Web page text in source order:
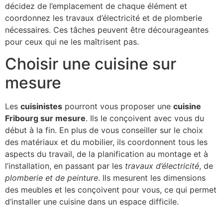
décidez de l’emplacement de chaque élément et
coordonnez les travaux d’électricité et de plomberie
nécessaires. Ces tâches peuvent être décourageantes
pour ceux qui ne les maîtrisent pas.
Choisir une cuisine sur
mesure
Les cuisinistes pourront vous proposer une cuisine
Fribourg sur mesure. Ils le conçoivent avec vous du
début à la fin. En plus de vous conseiller sur le choix
des matériaux et du mobilier, ils coordonnent tous les
aspects du travail, de la planification au montage et à
l’installation, en passant par les travaux d’électricité, de
plomberie et de peinture. Ils mesurent les dimensions
des meubles et les conçoivent pour vous, ce qui permet
d’installer une cuisine dans un espace difficile.